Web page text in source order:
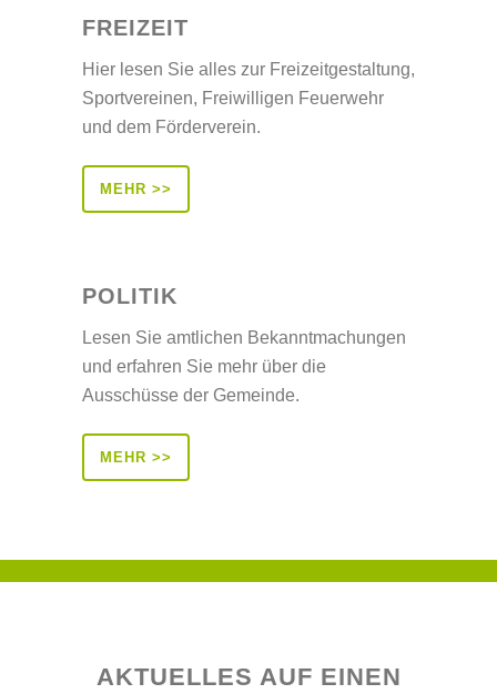
FREIZEIT
Hier lesen Sie alles zur Freizeitgestaltung,
Sportvereinen, Freiwilligen Feuerwehr
und dem Förderverein.
MEHR >>
POLITIK
Lesen Sie amtlichen Bekanntmachungen
und erfahren Sie mehr über die
Ausschüsse der Gemeinde.
MEHR >>
AKTUELLES AUF EINEN